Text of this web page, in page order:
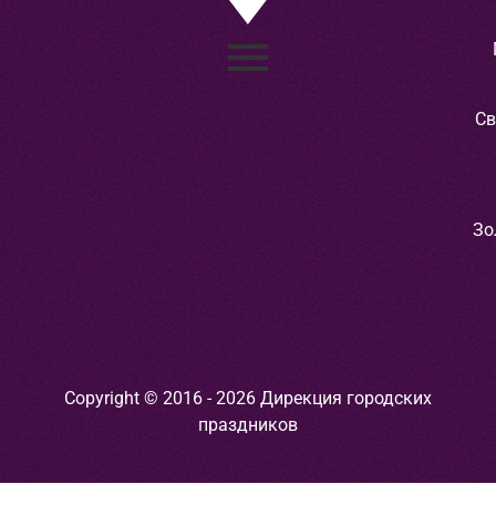
Copyright © 2016 - 2026 Дирекция городских
праздников